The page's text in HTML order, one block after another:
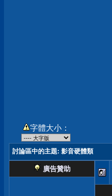
字體大小：
討論區中的主題: 影音硬體類
廣告贊助